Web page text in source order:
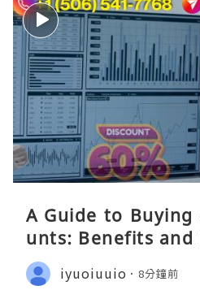
A Guide to Buying
unts: Benefits and
iyuoiuuio 8分鐘前